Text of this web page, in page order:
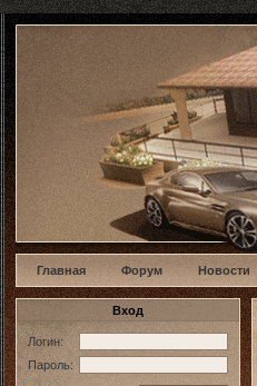
w
Главная Форум Новости
Вход
Логин:
Пароль: